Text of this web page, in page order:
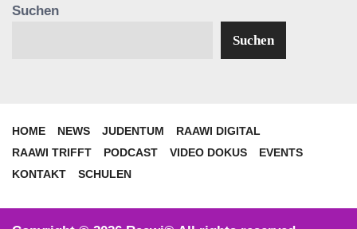
Suchen
Suchen
HOME NEWS JUDENTUM
RAAWI DIGITAL
RAAWI TRIFFT
PODCAST VIDEO DOKUS
EVENTS
KONTAKT
SCHULEN